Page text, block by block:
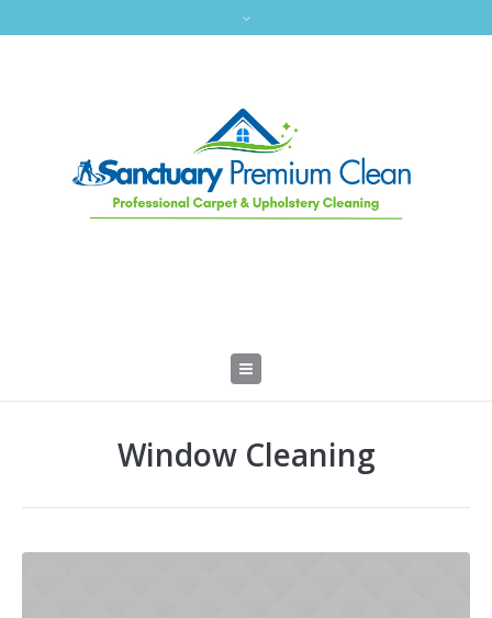
Window Cleaning